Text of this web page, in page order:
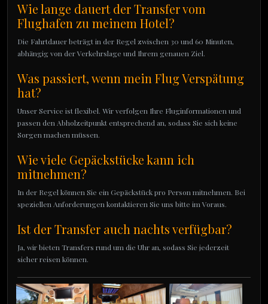
Wie lange dauert der Transfer vom
Flughafen zu meinem Hotel?
Die Fahrtdauer beträgt in der Regel zwischen 30 und 60 Minuten,
abhängig von der Verkehrslage und Ihrem genauen Ziel.
Was passiert, wenn mein Flug Verspätung
hat?
Unser Service ist flexibel. Wir verfolgen Ihre Fluginformationen und
passen den Abholzeitpunkt entsprechend an, sodass Sie sich keine
Sorgen machen müssen.
Wie viele Gepäckstücke kann ich
mitnehmen?
In der Regel können Sie ein Gepäckstück pro Person mitnehmen. Bei
speziellen Anforderungen kontaktieren Sie uns bitte im Voraus.
Ist der Transfer auch nachts verfügbar?
Ja, wir bieten Transfers rund um die Uhr an, sodass Sie jederzeit
sicher reisen können.